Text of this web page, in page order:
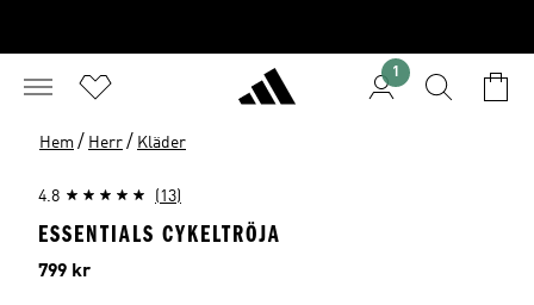
1
Hem / Herr / Kläder
4.8 (13)
ESSENTIALS CYKELTRÖJA
Pris
799 kr